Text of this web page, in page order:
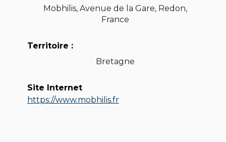
Mobhilis, Avenue de la Gare, Redon,
France
Territoire :
Bretagne
Site Internet
https://www.mobhilis.fr